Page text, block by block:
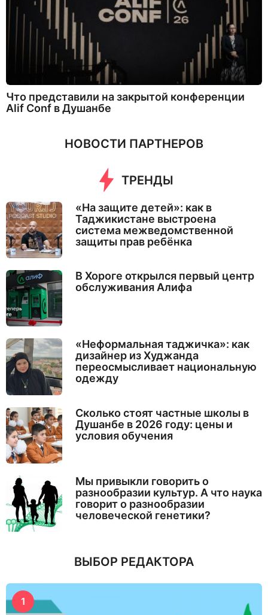
Что представили на закрытой конференции
Alif Conf в Душанбе
НОВОСТИ ПАРТНЕРОВ
ТРЕНДЫ
«На защите детей»: как в
Таджикистане выстроена
система межведомственной
защиты прав ребёнка
В Хороге открылся первый центр
обслуживания Алифа
«Неформальная таджичка»: как
дизайнер из Худжанда
переосмысливает национальную
одежду
Сколько стоят частные школы в
Душанбе в 2026 году: цены и
условия обучения
Мы привыкли говорить о
разнообразии культур. А что наука
говорит о разнообразии
человеческой генетики?
ВЫБОР РЕДАКТОРА
1